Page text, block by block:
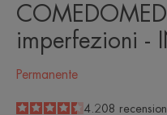
imperfezioni -
Permanente
4.5
/5
4.208